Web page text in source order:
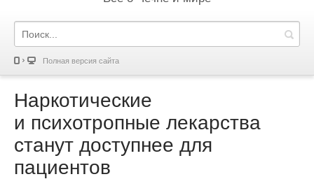
Полная версия сайта
Наркотические
и психотропные лекарства
станут доступнее для
пациентов